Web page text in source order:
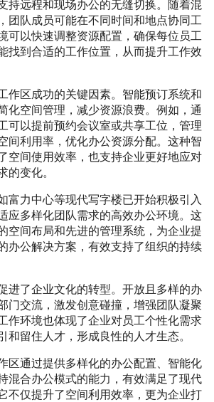
持远程和现场办公的无缝切换。随着混
团队成员可能在不同时间和地点协同工
可以快速调整资源配置，确保每位员工
找到合适的工作位置，从而提升工作效
作区成功的关键因素。智能预订系统和
化空间管理，减少资源浪费。例如，通
可以提前预约会议室或共享工位，管理
间利用率，优化办公资源分配。这种智
空间使用效率，也支持企业更好地应对
的变化。
富力中心等现代写字楼已开始积极引入
应多样化团队需求的高效办公环境。这
空间布局和先进的管理系统，为企业提
办公解决方案，有效支持了组织的持续
进了企业文化的转型。开放且多样的办
门交流，激发创意碰撞，增强团队凝聚
作环境也体现了企业对员工个性化需求
和留住人才，形成良性的人才生态。
区通过提供多样化的办公配置、智能化
混合办公模式的能力，有效满足了现代
不仅提升了空间利用效率，更为企业打